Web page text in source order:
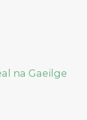
na Gaeilge